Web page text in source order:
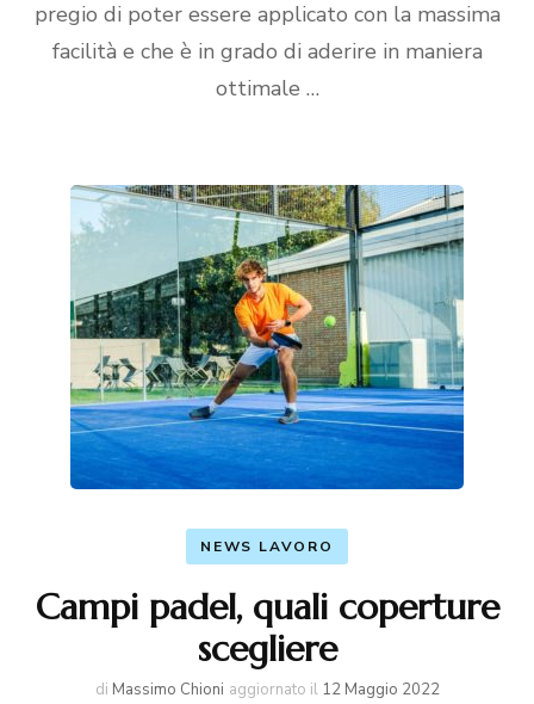
pregio di poter essere applicato con la massima
facilità e che è in grado di aderire in maniera
ottimale …
NEWS LAVORO
Campi padel, quali coperture
scegliere
di Massimo Chioni aggiornato il 12 Maggio 2022